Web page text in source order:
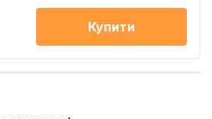
Купити